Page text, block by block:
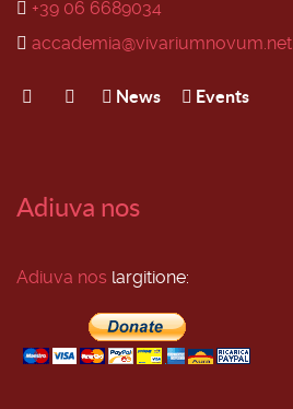
+39 06 6689034
accademia@vivariumnovum.net
News Events
Adiuva nos
Adiuva nos largitione: